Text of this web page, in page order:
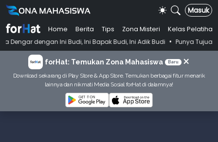
Masuk
Home Berita Tips Zona Misteri
Kelas Pelatihan
Ini Budi, Ini Bapak Budi, Ini Adik Budi • Punya Tujuan Dekatkan
forHat: Temukan Zona Mahasiswa Baru ×
Download sekarang di Play Store & App Store. Temukan berbagai fitur menarik
lainnya dan nikmati Media Sosial forHat di dalamnya!